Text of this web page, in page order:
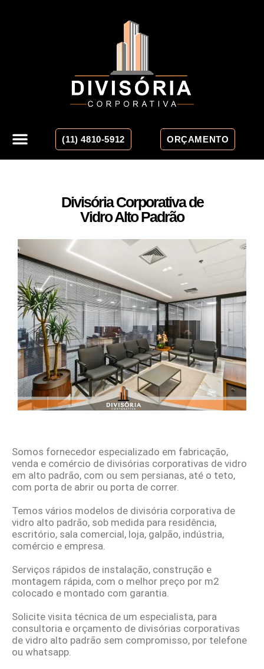
ORÇAMENTO
(11) 4810-5912
Divisória Corporativa de
Vidro Alto Padrão
Somos fornecedor especializado em fabricação,
venda e comércio de divisórias corporativas de vidro
em alto padrão, com ou sem persianas, até o teto,
com porta de abrir ou porta de correr.
Temos vários modelos de divisória corporativa de
vidro alto padrão, sob medida para residência,
escritório, sala comercial, loja, galpão, indústria,
comércio e empresa.
Serviços rápidos de instalação, construção e
montagem rápida, com o melhor preço por m2
colocado e montado com garantia.
Solicite visita técnica de um especialista, para
consultoria e orçamento de divisórias corporativas
de vidro alto padrão sem compromisso, por telefone
ou whatsapp.